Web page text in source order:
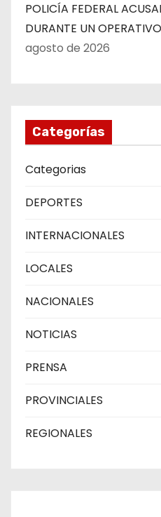
POLICÍA FEDERAL
DURANTE UN
agosto de 2026
Categorías
Categorias
DEPORTES
INTERNACIONALES
LOCALES
NACIONALES
NOTICIAS
PRENSA
PROVINCIALES
REGIONALES